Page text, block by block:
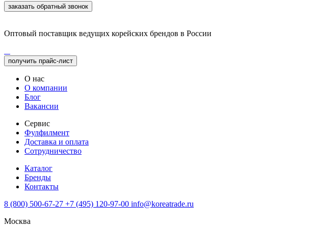
заказать обратный звонок
Оптовый поставщик ведущих корейских брендов в России
получить прайс-лист
О нас
О компании
Блог
Вакансии
Сервис
Фулфилмент
Доставка и оплата
Сотрудничество
Каталог
Бренды
Контакты
8 (800) 500-67-27 +7 (495) 120-97-00 info@koreatrade.ru
Москва